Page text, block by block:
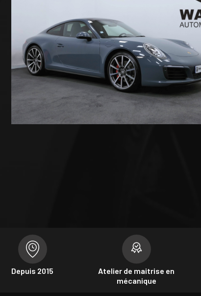
Depuis 2015
Atelier de maitrise en
mécanique